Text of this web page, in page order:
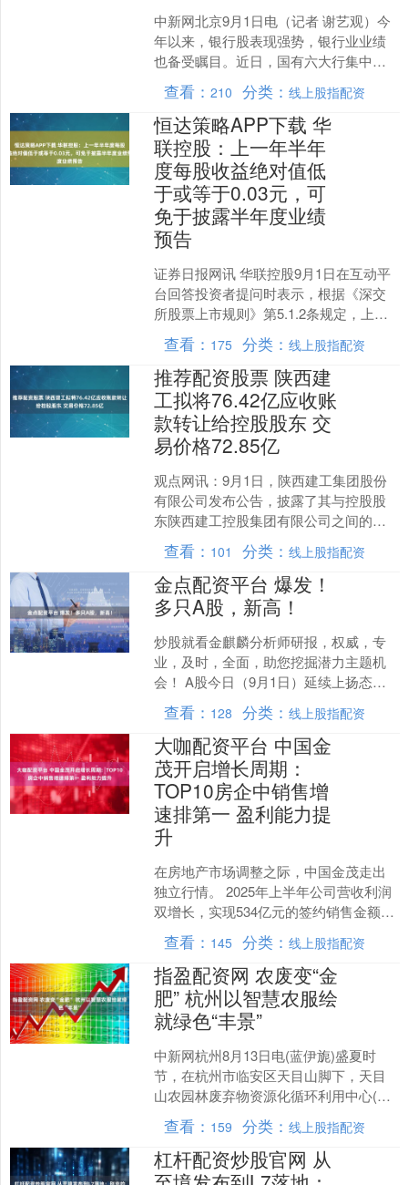
中新网北京9月1日电（记者 谢艺观）今
年以来，银行股表现强势，银行业业绩
也备受瞩目。近日，国有六大行集中公
布2025年上半年财报，交出亮眼成绩
单。 统计显示，2....
查看：210 分类：线上股指配资
恒达策略APP下载 华
联控股：上一年半年
度每股收益绝对值低
于或等于0.03元，可
免于披露半年度业绩
预告
证券日报网讯 华联控股9月1日在互动平
台回答投资者提问时表示，根据《深交
所股票上市规则》第5.1.2条规定，上一
年半年度每股收益绝对值低于或等于0.03
元，可免....
查看： 175 分类：线上股指配资
推荐配资股票 陕西建
工拟将76.42亿应收账
款转让给控股股东 交
易价格72.85亿
观点网讯：9月1日，陕西建工集团股份
有限公司发布公告，披露了其与控股股
东陕西建工控股集团有限公司之间的关
联交易资产出售事宜。 根据公告，陕西
建工集团股份有限公司....
查看： 101 分类：线上股指配资
金点配资平台 爆发！
多只A股，新高！
炒股就看金麒麟分析师研报，权威，专
业，及时，全面，助您挖掘潜力主题机
会！ A股今日（9月1日）延续上扬态
势，创业板指涨超2%，续创阶段新高；
港股走势强劲，两大股....
查看： 128 分类：线上股指配资
大咖配资平台 中国金
茂开启增长周期：
TOP10房企中销售增
速排第一 盈利能力提
升
在房地产市场调整之际，中国金茂走出
独立行情。 2025年上半年公司营收利润
双增长，实现534亿元的签约销售金额，
成功跻身行业TOP10。并且保持了20%
的销售增....
查看： 145 分类：线上股指配资
指盈配资网 农废变“金
肥” 杭州以智慧农服绘
就绿色“丰景”
中新网杭州8月13日电(蓝伊旎)盛夏时
节，在杭州市临安区天目山脚下，天目
山农园林废弃物资源化循环利用中心(以
下简称“中心”)格外忙碌——成堆的秸
秆、树枝经过粉碎....
查看： 159 分类：线上股指配资
杠杆配资炒股官网 从